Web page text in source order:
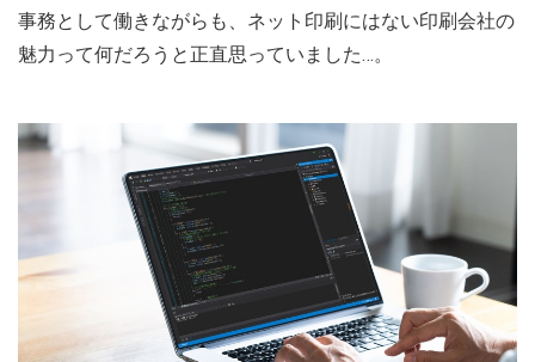
事務として働きながらも、ネット印刷にはない印刷会社の
魅力って何だろうと正直思っていました…。